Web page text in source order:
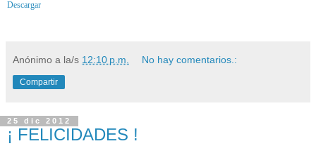
Descargar
Anónimo a la/s 12:10 p.m. No hay comentarios.:
Compartir
25 dic 2012
¡ FELICIDADES !